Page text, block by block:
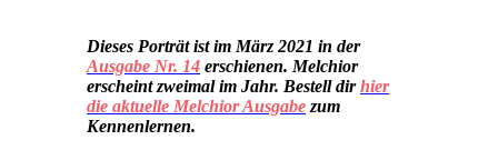
Dieses Porträt ist im März 2021 in der
Ausgabe Nr. 14 erschienen. Melchior
erscheint zweimal im Jahr. Bestell dirhier
die aktuelle Melchior Ausgabe zum
Kennenlernen.